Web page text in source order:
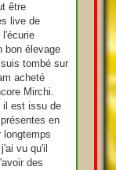
être
live de
l'écurie
bon élevage
tombé sur
acheté
Mirchi.
il est issu de
en
longtemps
vu qu'il
des